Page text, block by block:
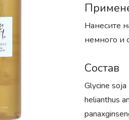
Нанесите
немного и
Состав
Glycine
helianthus